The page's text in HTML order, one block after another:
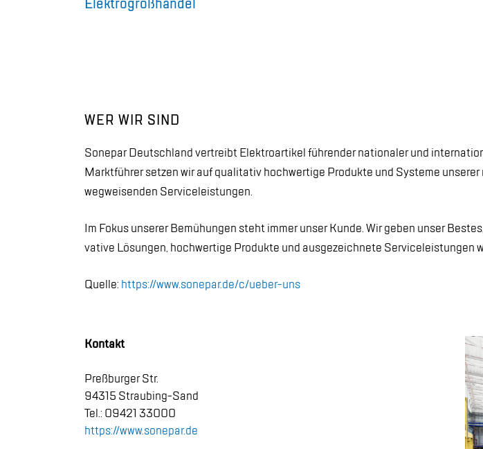
Elek­tro­gro­ßhan­del
WER WIR SIND
So­nepar Deutsch­land ver­treibt Elek­tro­ar­ti­kel füh­ren­der na­tio­na­ler und
Markt­füh­rer set­zen wir auf qua­li­ta­tiv hoch­wer­ti­ge Pro­duk­te und Sys­te­me
weg­wei­sen­den Ser­vice­leis­tun­gen.
Im Fo­kus un­se­rer Be­mü­hun­gen steht im­mer un­ser Kun­de. Wir ge­ben un­ser
va­ti­ve Lö­sun­gen, hoch­wer­ti­ge Pro­duk­te und aus­ge­zeich­ne­te Ser­vice­leis­tun­gen
Quel­le: https://​www.​sonepar.​de/​c/​ueber-​uns
Kon­takt
Preßbur­ger Str.
94315 Strau­bing-Sand
Tel.: 09421 33000
https://​www.​sonepar.​de